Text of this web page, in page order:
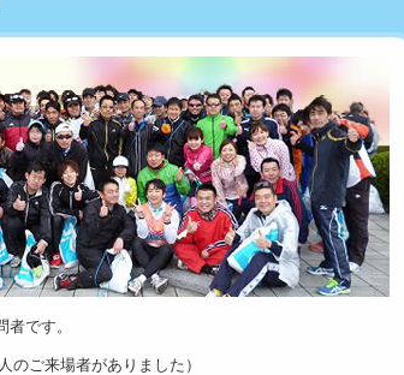
者です。
人のご来場者がありました）